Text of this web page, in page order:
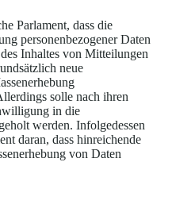
Parlament, dass die
personenbezogener Daten
Inhaltes von Mitteilungen
neue
solle nach ihren
in die
werden. Infolgedessen
daran, dass hinreichende
von Daten